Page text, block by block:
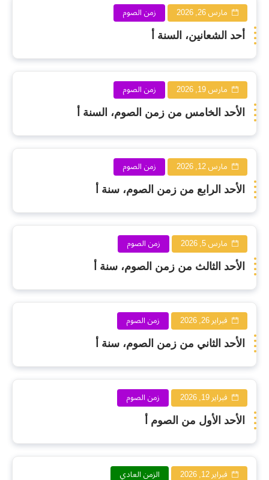
مارس 26, 2026 زمن الصوم
أحد الشعانين، السنة أ
مارس 19, 2026 زمن الصوم
الأحد الخامس من زمن الصوم، السنة أ
مارس 12, 2026 زمن الصوم
الأحد الرابع من زمن الصوم، سنة أ
مارس 5, 2026 زمن الصوم
الأحد الثالث من زمن الصوم، سنة أ
فبراير 26, 2026 زمن الصوم
الأحد الثاني من زمن الصوم، سنة أ
فبراير 19, 2026 زمن الصوم
الأحد الأول من الصوم أ
فبراير 12, 2026 الزمن العادي